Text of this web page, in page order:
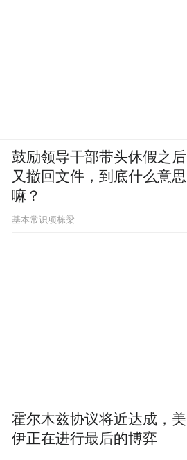
鼓励领导干部带头休假之后
又撤回文件，到底什么意思
嘛？
基本常识项栋梁
霍尔木兹协议将近达成，美
伊正在进行最后的博弈